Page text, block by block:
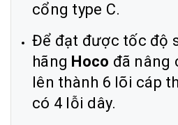
cổng type C.
Để đạt được tốc độ
hãng Hoco đã nâng
lên thành 6 lõi cáp
có 4 lỗi dây.